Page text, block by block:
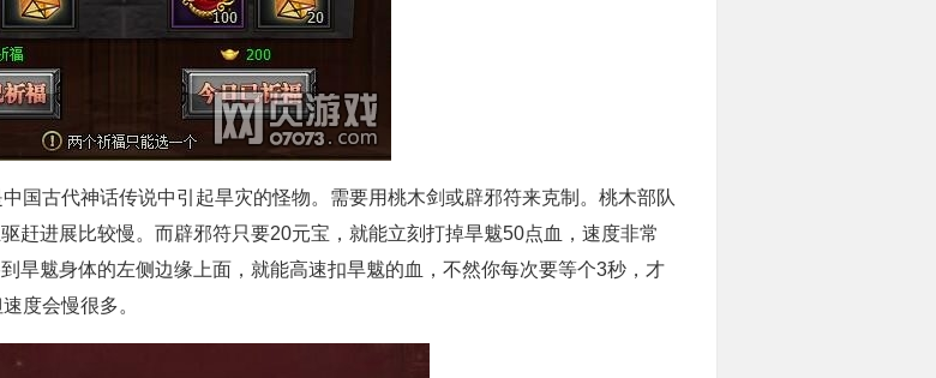
古代神话传说中引起旱灾的怪物。需要用桃木剑或辟邪符来克制。桃木部队
赶进展比较慢。而辟邪符只要20元宝，就能立刻打掉旱魃50点血，速度非常
旱魃身体的左侧边缘上面，就能高速扣旱魃的血，不然你每次要等个3秒，才
度会慢很多。